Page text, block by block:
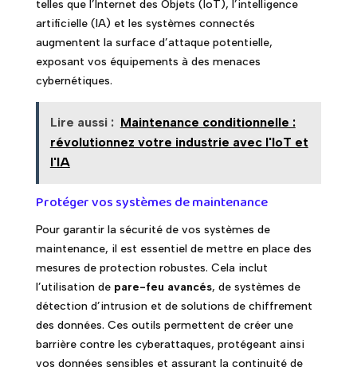
telles que l’Internet des Objets (IoT), l’intelligence
artificielle (IA) et les systèmes connectés
augmentent la surface d’attaque potentielle,
exposant vos équipements à des menaces
cybernétiques.
Lire aussi : Maintenance conditionnelle :
révolutionnez votre industrie avec l'IoT et
l'IA
Protéger vos systèmes de maintenance
Pour garantir la sécurité de vos systèmes de
maintenance, il est essentiel de mettre en place des
mesures de protection robustes. Cela inclut
l’utilisation de pare-feu avancés, de systèmes de
détection d’intrusion et de solutions de chiffrement
des données. Ces outils permettent de créer une
barrière contre les cyberattaques, protégeant ainsi
vos données sensibles et assurant la continuité de